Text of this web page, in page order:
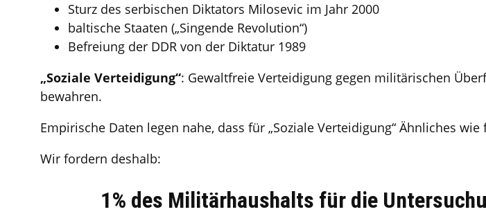
Sturz des serbischen Diktators Milosevic im Jahr 2000
baltische Staaten („Singende Revolution“)
Befreiung der DDR von der Diktatur 1989
„Soziale Verteidigung“: Gewaltfreie Verteidigung gegen militärischen
bewahren.
Empirische Daten legen nahe, dass für „Soziale Verteidigung“ Ähnliches
Wir fordern deshalb:
1% des Militärhaushalts für die